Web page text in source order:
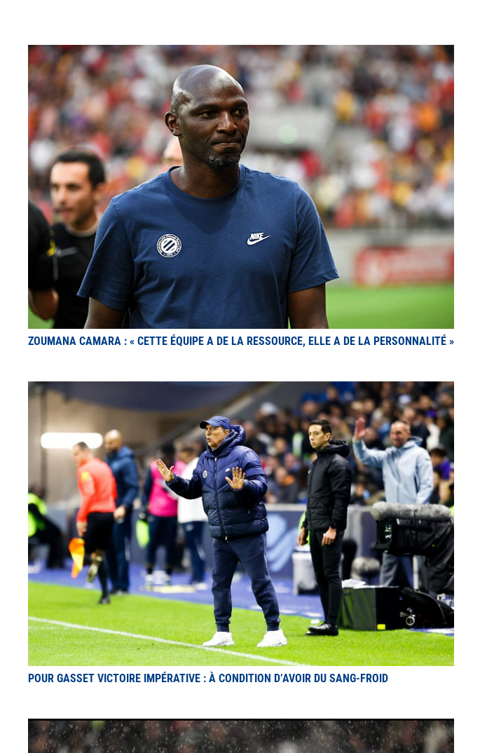
ZOUMANA CAMARA : « CETTE ÉQUIPE A DE LA RESSOURCE, ELLE A DE LA PERSONNALITÉ »
POUR GASSET VICTOIRE IMPÉRATIVE : À CONDITION D’AVOIR DU SANG-FROID